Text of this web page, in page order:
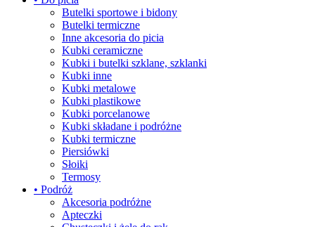
Butelki sportowe i bidony
Butelki termiczne
Inne akcesoria do picia
Kubki ceramiczne
Kubki i butelki szklane, szklanki
Kubki inne
Kubki metalowe
Kubki plastikowe
Kubki porcelanowe
Kubki składane i podróżne
Kubki termiczne
Piersiówki
Słoiki
Termosy
• Podróż
Akcesoria podróżne
Apteczki